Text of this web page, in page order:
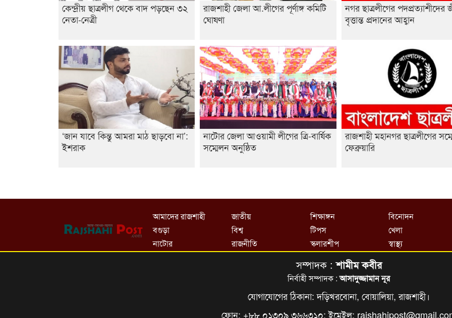
কেন্দ্রীয় ছাত্রলীগ থেকে বাদ পড়ছেন ৩২
নেতা-নেত্রী
রাজশাহী জেলা আ.লীগের পূর্ণাঙ্গ কমিটি
ঘোষণা
নগর ছাত্রলীগের পদপ্রত্যাশীদের
বৃত্তান্ত প্রদানের আহ্বান
‘জান যাবে কিন্তু আমরা মাঠ ছাড়বো না’:
ইশরাক
নাটোর জেলা আওয়ামী লীগের ত্রি-বার্ষিক
সম্মেলন অনুষ্ঠিত
রাজশাহী মহানগর ছাত্রলীগের
ফেব্রুয়ারি
আমাদের রাজশাহী
বগুড়া
নাটোর
জাতীয়
বিশ্ব
রাজনীতি
শিক্ষাঙ্গন
টিপস
স্কলারশীপ
বিনোদন
খেলা
স্বাস্থ্য
সম্পাদক : শামীম কবীর
নির্বাহী সম্পাদক :আসাদুজ্জামান নূর
যোগাযোগের ঠিকানা: দড়িখরবোনা, বোয়ালিয়া, রাজশাহী।
ফোন: +৮৮ ০১৩০৯ ৩৬৬৩১০; ইমেইল: